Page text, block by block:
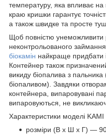
температуру, яка впливає
краю кришки гарантує
а також швидке та просте
Щоб повністю унеможливити
неконтрольованого
біокамін найкраще придбати
Контейнер також
викиду біопалива з
біопаливом). Завдяки
контейнера, випаровувані
випаровуються, не
Характеристики моделі
розміри (В х Ш х Г) —